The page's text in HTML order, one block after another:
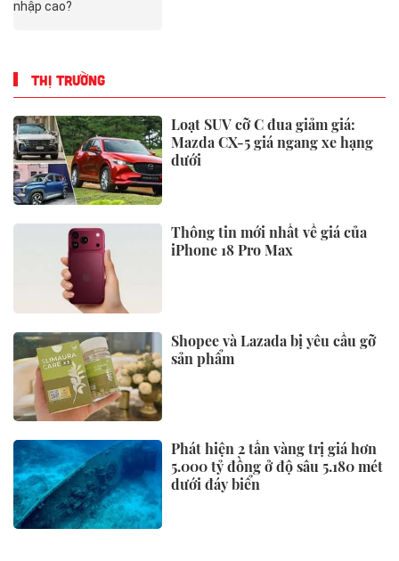
THỊ TRƯỜNG
Loạt SUV cỡ C đua giảm giá:
Mazda CX-5 giá ngang xe hạng
dưới
Thông tin mới nhất về giá của
iPhone 18 Pro Max
Shopee và Lazada bị yêu cầu gỡ
sản phẩm
Phát hiện 2 tấn vàng trị giá hơn
5.000 tỷ đồng ở độ sâu 5.180 mét
dưới đáy biển